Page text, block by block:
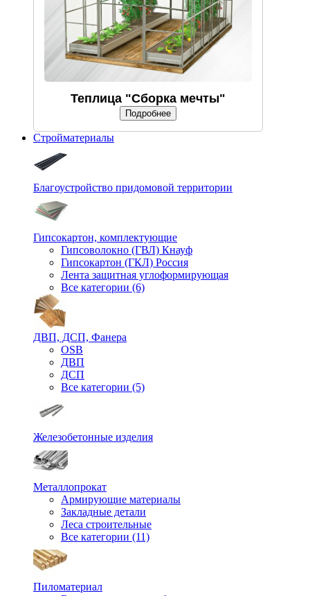
Теплица "Сборка мечты"
Подробнее
Стройматериалы
Благоустройство придомовой территории
Гипсокартон, комплектующие
Гипсоволокно (ГВЛ) Кнауф
Гипсокартон (ГКЛ) Россия
Лента защитная углоформирующая
Все категории (6)
ДВП, ДСП, Фанера
OSB
ДВП
ДСП
Все категории (5)
Железобетонные изделия
Металлопрокат
Армирующие материалы
Закладные детали
Леса строительные
Все категории (11)
Пиломатериал